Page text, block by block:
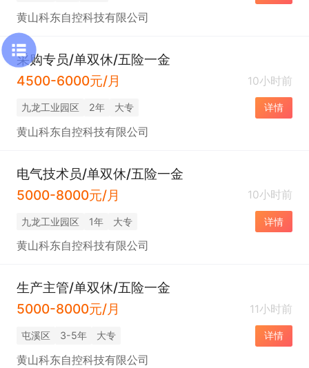
黄山科东自控科技有限公司
采购专员/单双休/五险一金
4500-6000元/月
10小时前
九龙工业园区 2年 大专 详情
黄山科东自控科技有限公司
电气技术员/单双休/五险一金
5000-8000元/月
10小时前
九龙工业园区 1年 大专 详情
黄山科东自控科技有限公司
生产主管/单双休/五险一金
5000-8000元/月
11小时前
屯溪区 3-5年 大专 详情
黄山科东自控科技有限公司